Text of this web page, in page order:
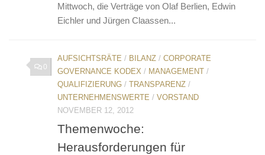
Mittwoch, die Verträge von Olaf Berlien, Edwin
Eichler und Jürgen Claassen...
0
AUFSICHTSRÄTE / BILANZ / CORPORATE
GOVERNANCE KODEX / MANAGEMENT /
QUALIFIZIERUNG / TRANSPARENZ /
UNTERNEHMENSWERTE / VORSTAND
NOVEMBER 12, 2012
Themenwoche:
Herausforderungen für